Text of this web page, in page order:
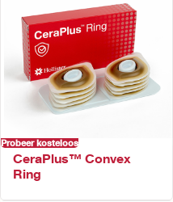
Probeer kosteloos
CeraPlus™ Convex
Ring